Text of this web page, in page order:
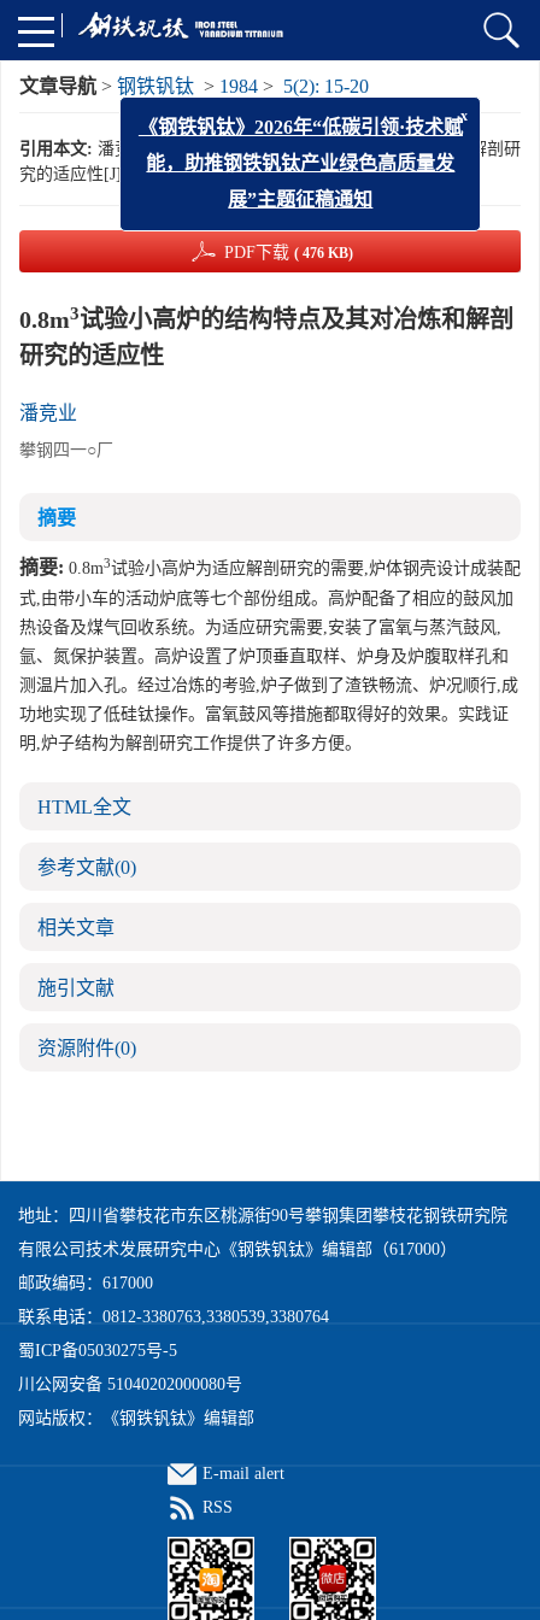
文章导航 > 钢铁钒钛 > 1984 > 5(2): 15-20
引用本文: 潘竞业. 0.8m
试验小高炉的结构特点及其对冶炼和解剖研
究的适应性[J]. 钢铁钒钛, 1984, 5(2): 15-20.
PDF下载 ( 476 KB)
0.8m3试验小高炉的结构特点及其对冶炼和解剖
研究的适应性
潘竞业
攀钢四一○厂
摘要
摘要: 0.8m3试验小高炉为适应解剖研究的需要,炉体钢壳设计成装配
式,由带小车的活动炉底等七个部份组成。高炉配备了相应的鼓风加
热设备及煤气回收系统。为适应研究需要,安装了富氧与蒸汽鼓风,
氩、氮保护装置。高炉设置了炉顶垂直取样、炉身及炉腹取样孔和
测温片加入孔。经过冶炼的考验,炉子做到了渣铁畅流、炉况顺行,成
功地实现了低硅钛操作。富氧鼓风等措施都取得好的效果。实践证
明,炉子结构为解剖研究工作提供了许多方便。
HTML全文
参考文献(0)
相关文章
施引文献
资源附件(0)
地址：四川省攀枝花市东区桃源街90号攀钢集团攀枝花钢铁研究院
有限公司技术发展研究中心《钢铁钒钛》编辑部（617000）
邮政编码：617000
联系电话：0812-3380763,3380539,3380764
蜀ICP备05030275号-5
川公网安备 51040202000080号
网站版权：《钢铁钒钛》编辑部
E-mail alert
RSS
x
《钢铁钒钛》2026年“低碳引领·技术赋
能，助推钢铁钒钛产业绿色高质量发
展”主题征稿通知